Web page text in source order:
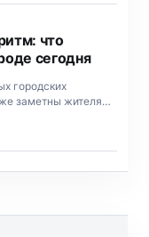
что
сегодня
городских
заметны жителям